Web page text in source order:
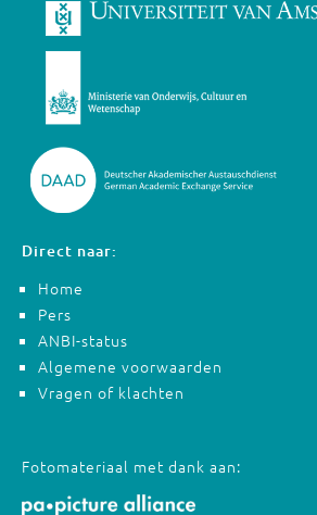
Direct naar:
Home
Pers
ANBI-status
Algemene voorwaarden
Vragen of klachten
Fotomateriaal met dank aan: